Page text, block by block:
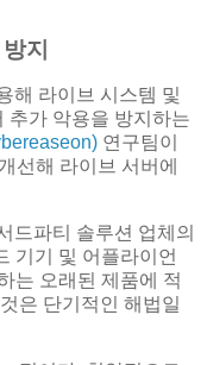
지
해 라이브 시스템 및
추가 악용을 방지하는
연구팀이
선해 라이브 서버에
드파티 솔루션 업체의
기기 및 어플라이언
는 오래된 제품에 적
은 단기적인 해법일